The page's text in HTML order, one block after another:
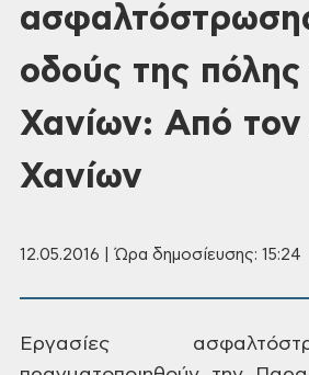
οδούς της
Χανίων: Από
Χανίων
12.05.2016 | Ώρα δημοσίευσης: 15:24
Εργασίες